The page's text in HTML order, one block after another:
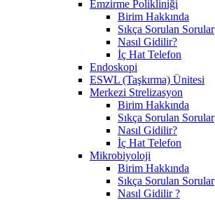
Emzirme Polikliniği
Birim Hakkında
Sıkça Sorulan Sorular
Nasıl Gidilir?
İç Hat Telefon
Endoskopi
ESWL (Taşkırma) Ünitesi
Merkezi Strelizasyon
Birim Hakkında
Sıkça Sorulan Sorular
Nasıl Gidilir?
İç Hat Telefon
Mikrobiyoloji
Birim Hakkında
Sıkça Sorulan Sorular
Nasıl Gidilir ?